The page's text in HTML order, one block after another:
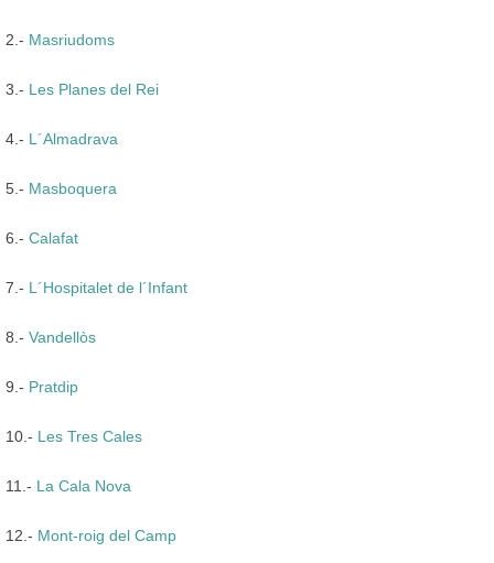
2.- Masriudoms
3.- Les Planes del Rei
4.- L´Almadrava
5.- Masboquera
6.- Calafat
7.- L´Hospitalet de l´Infant
8.- Vandellòs
9.- Pratdip
10.- Les Tres Cales
11.- La Cala Nova
12.- Mont-roig del Camp